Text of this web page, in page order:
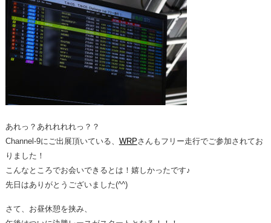
あれっ？あれれれれっ？？
Channel-9にご出展頂いている、 WRPさんもフリー走行でご参加されてお
りました！
こんなところでお会いできるとは！嬉しかったです♪
先日はありがとうございました(^^)
さて、お昼休憩を挟み、